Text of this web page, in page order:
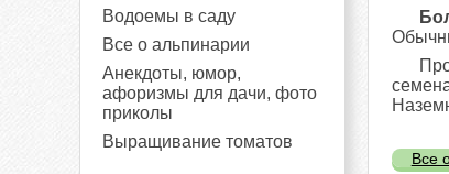
Водоемы в саду
Все о альпинарии
Анекдоты, юмор,
афоризмы для дачи, фото
приколы
Выращивание томатов
Все